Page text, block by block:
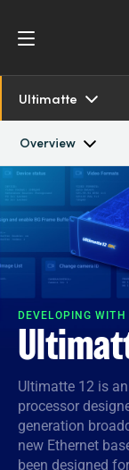
Ultimatte
Overview
Overview
SDK and Software
Resources
Tech Specs
Argentina
Australia
Austria
Brazil
Canada
China
Denmark
Finland
DEVELOPING
Ultimatte 12 is
processor
generation
new Ethernet
been designed